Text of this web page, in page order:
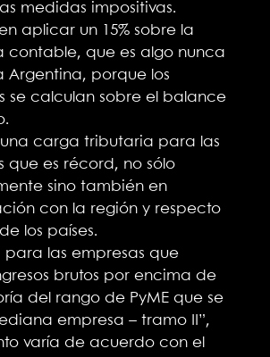
medidas impositivas.
aplicar un 15% sobre la
contable, que es algo nunca
Argentina, porque los
se calculan sobre el balance
una carga tributaria para las
que es récord, no sólo
sino también en
con la región y respecto
los países.
para las empresas que
brutos por encima de
del rango de PyME que se
empresa – tramo II”,
varía de acuerdo con el